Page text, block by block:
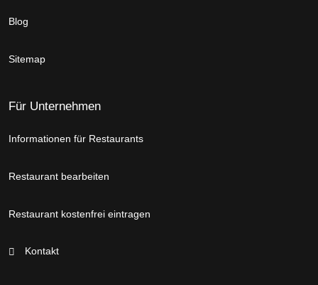
Blog
Sitemap
Für Unternehmen
Informationen für Restaurants
Restaurant bearbeiten
Restaurant kostenfrei eintragen
Kontakt